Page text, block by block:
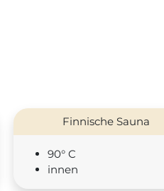
Finnische Sauna
90° C
innen